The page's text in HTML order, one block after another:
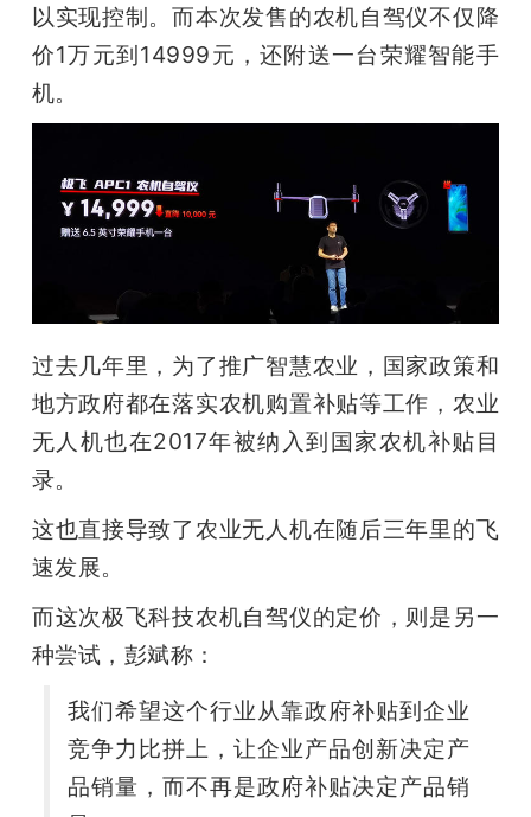
以实现控制。而本次发售的农机自驾仪不仅降
价1万元到14999元，还附送一台荣耀智能手
机。
过去几年里，为了推广智慧农业，国家政策和
地方政府都在落实农机购置补贴等工作，农业
无人机也在2017年被纳入到国家农机补贴目
录。
这也直接导致了农业无人机在随后三年里的飞
速发展。
而这次极飞科技农机自驾仪的定价，则是另一
种尝试，彭斌称：
我们希望这个行业从靠政府补贴到企业
竞争力比拼上，让企业产品创新决定产
品销量，而不再是政府补贴决定产品销